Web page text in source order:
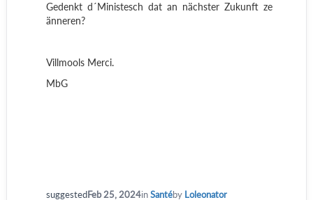
Gedenkt d´Ministesch dat an nächster Zukunft ze
änneren?
Villmools Merci.
MbG
suggestedFeb 25, 2024inSantéby Loleonator